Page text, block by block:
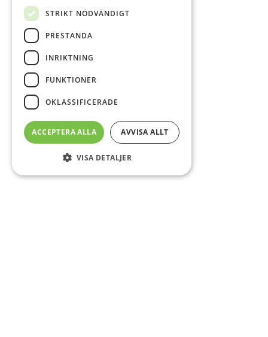
STRIKT NÖDVÄNDIGT
PRESTANDA
INRIKTNING
FUNKTIONER
OKLASSIFICERADE
ACCEPTERA ALLA AVVISA ALLT
VISA DETALJER